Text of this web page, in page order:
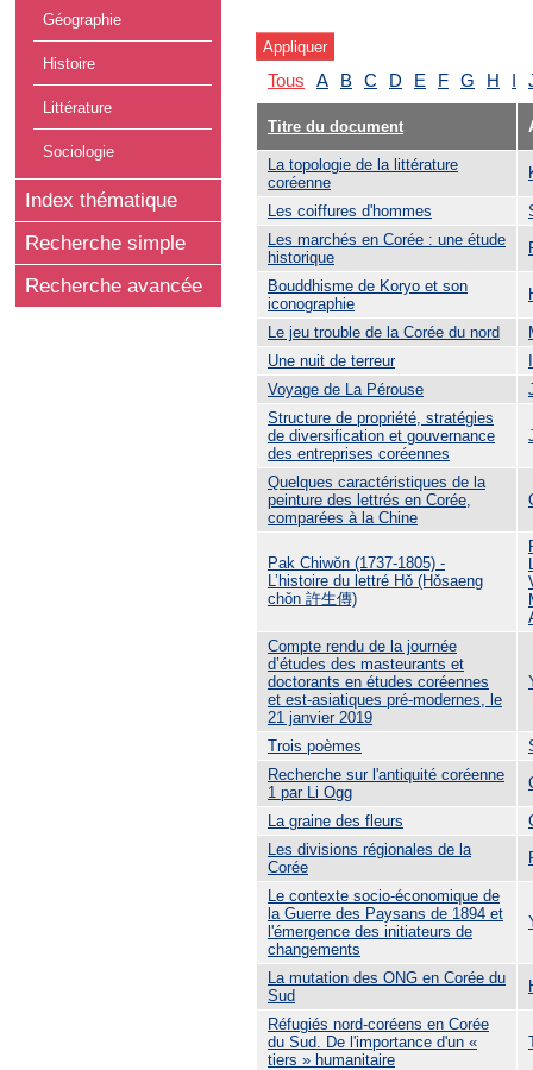
Géographie
Histoire
Littérature
Sociologie
Index thématique
Recherche simple
Recherche avancée
Tous A B C D E F G H I
Titre du document
La topologie de la littérature
coréenne
Les coiffures d'hommes
Les marchés en Corée : une étude
historique
Bouddhisme de Koryo et son
iconographie
Le jeu trouble de la Corée du nord
Une nuit de terreur
Voyage de La Pérouse
Structure de propriété, stratégies
de diversification et gouvernance
des entreprises coréennes
Quelques caractéristiques de la
peinture des lettrés en Corée,
comparées à la Chine
Pak Chiwŏn (1737-1805) -
L’histoire du lettré Hǒ (Hǒsaeng
chǒn 許生傳)
Compte rendu de la journée
d’études des masteurants et
doctorants en études coréennes
et est-asiatiques pré-modernes, le
21 janvier 2019
Trois poèmes
Recherche sur l'antiquité coréenne
1 par Li Ogg
La graine des fleurs
Les divisions régionales de la
Corée
Le contexte socio-économique de
la Guerre des Paysans de 1894 et
l'émergence des initiateurs de
changements
La mutation des ONG en Corée du
Sud
Réfugiés nord-coréens en Corée
du Sud. De l'importance d'un «
tiers » humanitaire